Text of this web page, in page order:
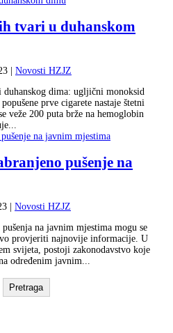
tvari u duhanskom
Novosti HZJZ
dima: ugljični monoksid
prve cigarete nastaje štetni
veže 200 puta brže na hemoglobin
pušenje na
| Novosti HZJZ
na javnim mjestima mogu se
provjeriti najnovije informacije. U
svijeta, postoji zakonodavstvo koje
određenim javnim...
Pretraga